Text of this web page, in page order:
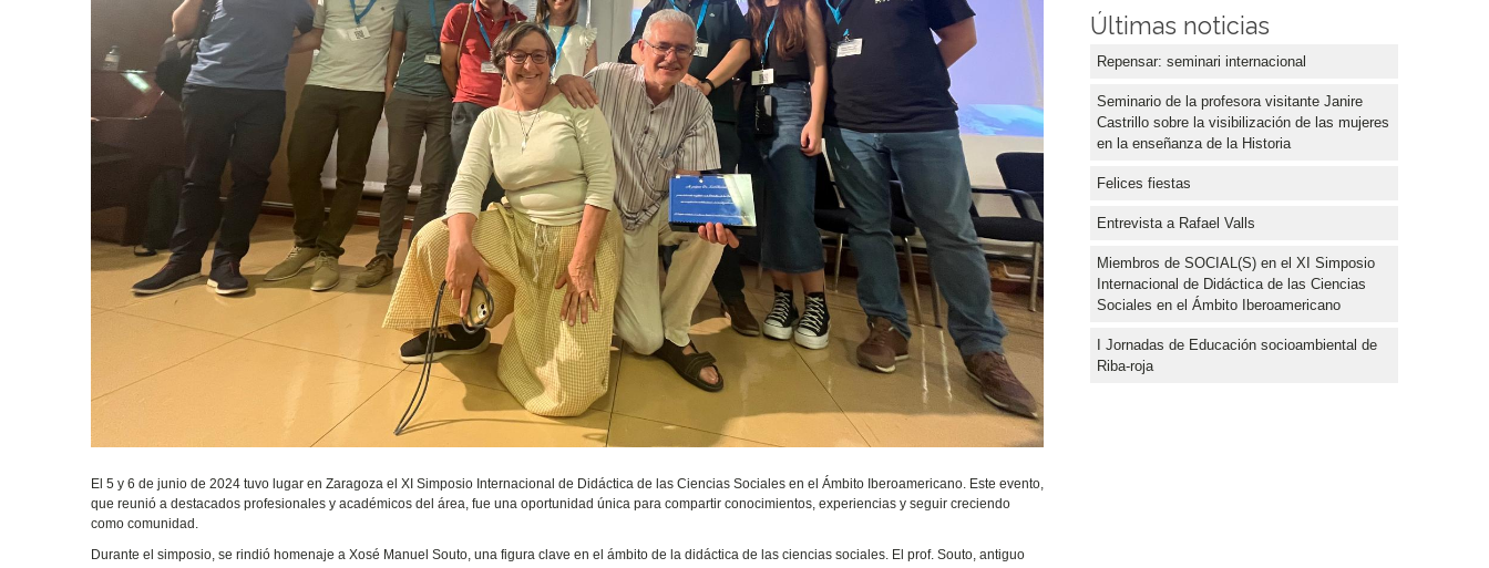
El 5 y 6 de junio de 2024 tuvo lugar en Zaragoza el XI Simposio Internacional de Didáctica de las Ciencias Sociales en el Ámbito Iberoamericano. Este evento,
que reunió a destacados profesionales y académicos del área, fue una oportunidad única para compartir conocimientos, experiencias y seguir creciendo
como comunidad.
Durante el simposio, se rindió homenaje a Xosé Manuel Souto, una figura clave en el ámbito de la didáctica de las ciencias sociales. El prof. Souto, antiguo
Últimas noticias
Repensar: seminari internacional
Seminario de la profesora visitante Janire
Castrillo sobre la visibilización de las mujeres
en la enseñanza de la Historia
Felices fiestas
Entrevista a Rafael Valls
Miembros de SOCIAL(S) en el XI Simposio
Internacional de Didáctica de las Ciencias
Sociales en el Ámbito Iberoamericano
I Jornadas de Educación socioambiental de
Riba-roja